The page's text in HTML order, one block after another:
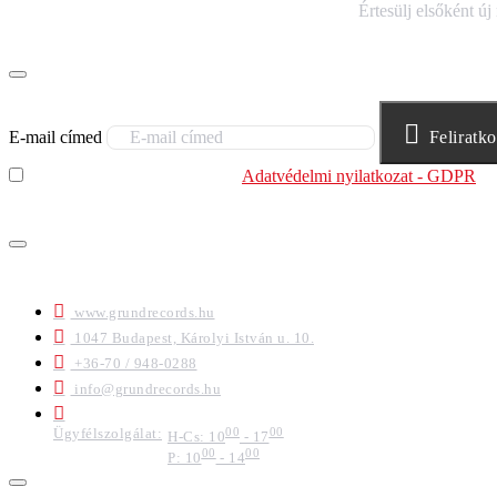
Értesülj elsőként
E-mail címed
Adatvédelmi nyilatkozat - GDPR
www.grundrecords.hu
1047 Budapest, Károlyi István u. 10.
+36-70 / 948-0288
info@grundrecords.hu
Ügyfélszolgálat: H-Cs: 1000 - 1700
P: 1000- 1400